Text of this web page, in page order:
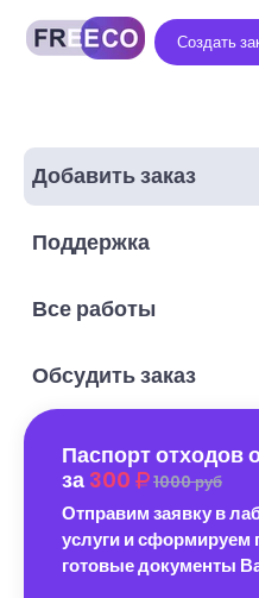
Создать
Добавить заказ
Поддержка
Все работы
Обсудить заказ
Паспорт отходов
за 300 1000 руб
Отправим заявку в
услуги и
готовые документы